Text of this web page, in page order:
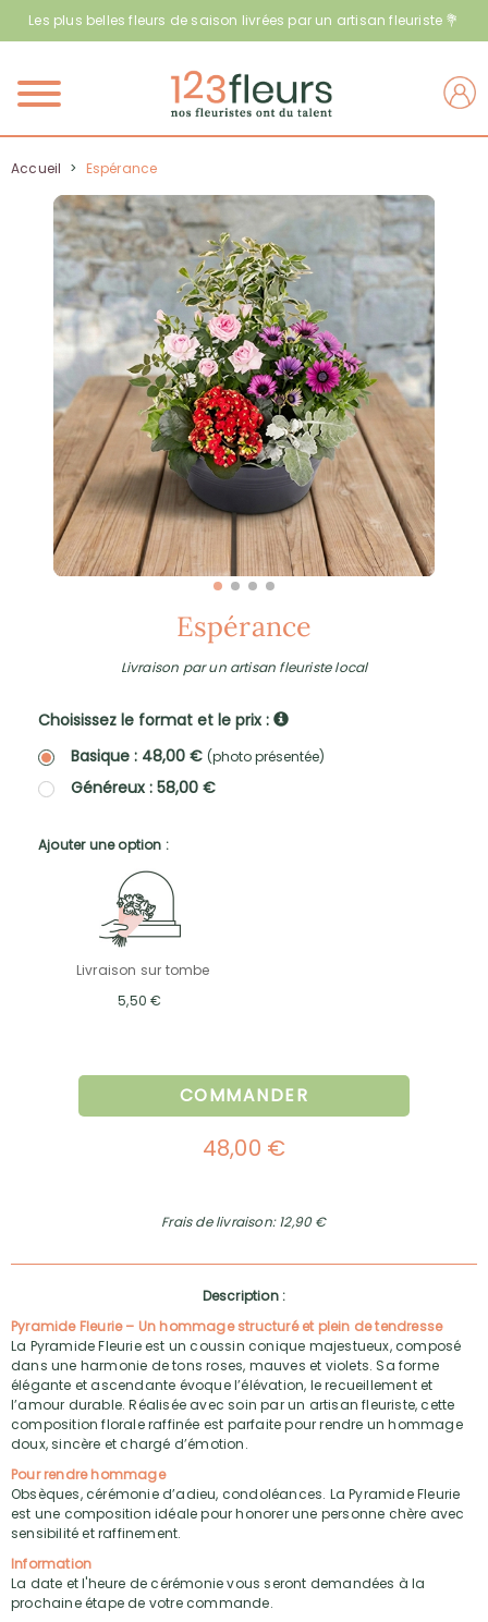
Les plus belles fleurs de saison livrées par un artisan fleuriste 💐
Menu
Accueil > Espérance
Espérance
Livraison par un artisan fleuriste local
Choisissez le format et le prix :
Basique : 48,00 € (photo présentée)
Généreux : 58,00 €
Ajouter une option :
Livraison sur tombe
5,50 €
COMMANDER
48,00 €
Frais de livraison: 12,90 €
Description :
Pyramide Fleurie – Un hommage structuré et plein de tendresse
La Pyramide Fleurie est un coussin conique majestueux, composé
dans une harmonie de tons roses, mauves et violets. Sa forme
élégante et ascendante évoque l’élévation, le recueillement et
l’amour durable. Réalisée avec soin par un artisan fleuriste, cette
composition florale raffinée est parfaite pour rendre un hommage
doux, sincère et chargé d’émotion.
Pour rendre hommage
Obsèques, cérémonie d’adieu, condoléances. La Pyramide Fleurie
est une composition idéale pour honorer une personne chère avec
sensibilité et raffinement.
Information
La date et l'heure de cérémonie vous seront demandées à la
prochaine étape de votre commande.